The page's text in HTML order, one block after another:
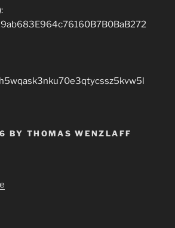
THOMAS WENZLAFF